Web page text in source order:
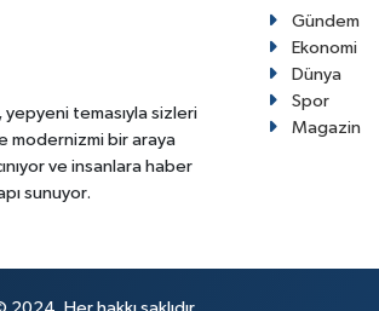
temasıyla sizleri
modernizmi bir araya
ve insanlara haber
sunuyor.
Gündem
Ekonomi
Dünya
Spor
Magazin